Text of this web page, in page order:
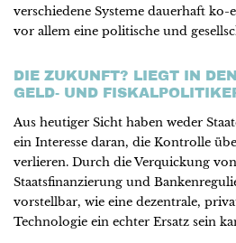
verschiedene Systeme dauerhaft ko-
vor allem eine politische und
DIE ZUKUNFT? LIEGT IN
GELD- UND
Aus heutiger Sicht haben weder
ein Interesse daran, die Kontrolle
verlieren. Durch die Verquickung
Staatsfinanzierung und
vorstellbar, wie eine dezentrale,
Technologie ein echter Ersatz sein